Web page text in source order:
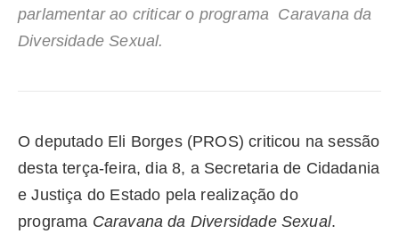
parlamentar ao criticar o programa Caravana da
Diversidade Sexual.
O deputado Eli Borges (PROS) criticou na sessão
desta terça-feira, dia 8, a Secretaria de Cidadania
e Justiça do Estado pela realização do
programa Caravana da Diversidade Sexual.